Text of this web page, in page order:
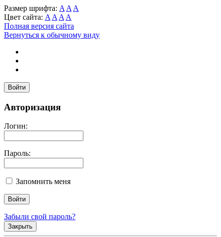
Размер шрифта: A A A
Цвет сайта: A A A A
Полная версия сайта
Вернуться к обычному виду
Войти
Авторизация
Логин:
Пароль:
Запомнить меня
Забыли свой пароль?
Закрыть